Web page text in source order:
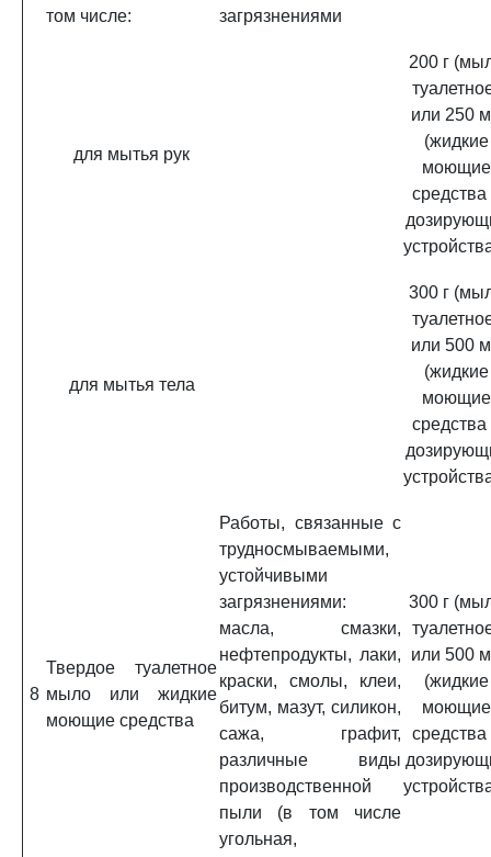
том числе:
загрязнениями
для мытья рук
200 г
или 250
(жидкие
моющие
средства
для мытья тела
300 г
или 500
(жидкие
моющие
средства
8
Твердое туалетное
мыло или жидкие
моющие средства
Работы, связанные с
трудносмываемыми,
устойчивыми
загрязнениями:
масла, смазки,
нефтепродукты, лаки,
краски, смолы, клеи,
битум, мазут, силикон,
сажа, графит,
различные виды
производственной
пыли (в том числе
угольная,
300 г
или 500
(жидкие
моющие
средства